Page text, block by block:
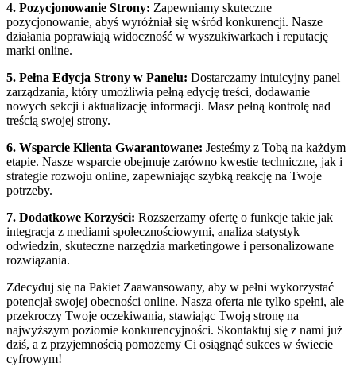
4. Pozycjonowanie Strony: Zapewniamy skuteczne
pozycjonowanie, abyś wyróżniał się wśród konkurencji. Nasze
działania poprawiają widoczność w wyszukiwarkach i reputację
marki online.
5. Pełna Edycja Strony w Panelu: Dostarczamy intuicyjny panel
zarządzania, który umożliwia pełną edycję treści, dodawanie
nowych sekcji i aktualizację informacji. Masz pełną kontrolę nad
treścią swojej strony.
6. Wsparcie Klienta Gwarantowane: Jesteśmy z Tobą na każdym
etapie. Nasze wsparcie obejmuje zarówno kwestie techniczne, jak i
strategie rozwoju online, zapewniając szybką reakcję na Twoje
potrzeby.
7. Dodatkowe Korzyści: Rozszerzamy ofertę o funkcje takie jak
integracja z mediami społecznościowymi, analiza statystyk
odwiedzin, skuteczne narzędzia marketingowe i personalizowane
rozwiązania.
Zdecyduj się na Pakiet Zaawansowany, aby w pełni wykorzystać
potencjał swojej obecności online. Nasza oferta nie tylko spełni, ale
przekroczy Twoje oczekiwania, stawiając Twoją stronę na
najwyższym poziomie konkurencyjności. Skontaktuj się z nami już
dziś, a z przyjemnością pomożemy Ci osiągnąć sukces w świecie
cyfrowym!